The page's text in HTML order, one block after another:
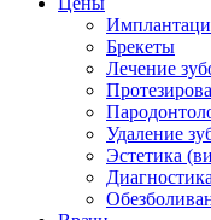
Брекеты
Лечение
Удаление
Эстетика
Диагностика